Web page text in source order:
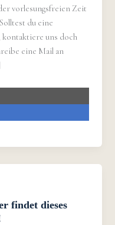
vorlesungsfreien Zeit
du eine
kontaktiere uns doch
eine Mail an
findet dieses